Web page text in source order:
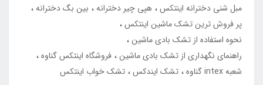
مبل شنی دخترانه اینتکس هپی چیر دخترانه
بین بگ دخترانه
پر فروش ترین تشک ماشین اینتکس
نحوه استفاده از تشک بادی ماشین
راهنمای نگهداری از تشک بادی ماشین فروشگاه اینتکس گناوه
شعبه intex گناوه
تشک ایندکس تشک خواب اینتکس